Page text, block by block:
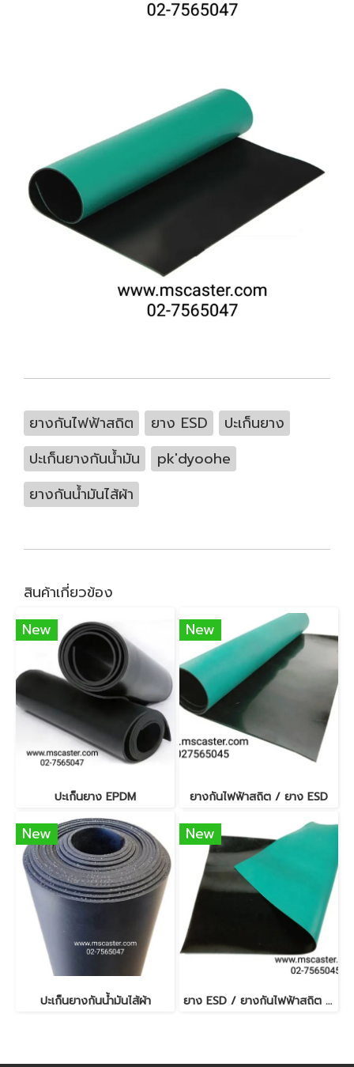
ยางกันไฟฟ้าสถิต ยาง ESD
ปะเก็นยาง
ปะเก็นยางกันน้ำมัน
pk'dyoohe
ยางกันน้ำมันไส้ผ้า
สินค้าเกี่ยวข้อง
New
ปะเก็นยาง EPDM
New
ยางกันไฟฟ้าสถิต / ยาง ESD
New
ปะเก็นยางกันน้ำมันไส้ผ้า
New
ยาง ESD / ยางกันไฟฟ้าสถิต 2 มม.